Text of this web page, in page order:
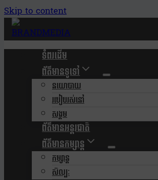
Skip to content
ទំពរដើម
ព័ត៌មានទូទៅ
នយោបាយ
របៀបរស់នៅ
សង្គម
ព័ត៌មានអន្តរជាតិ
ព័ត៌មានកម្សាន្ត
កម្សាន្ត
សិល្បៈ